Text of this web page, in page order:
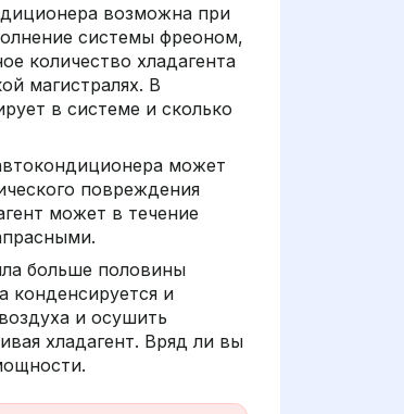
возможна при
системы фреоном,
количество хладагента
магистралях. В
в системе и сколько
может
повреждения
может в течение
больше половины
конденсируется и
и осушить
хладагент. Вряд ли вы